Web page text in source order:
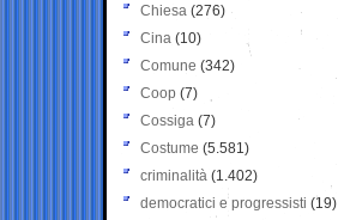
Chiesa (276)
Cina (10)
Comune (342)
Coop (7)
Cossiga (7)
Costume (5.581)
criminalità (1.402)
democratici e progressisti (19)